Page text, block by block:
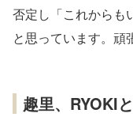
否定し「これからも
と思っています。頑
趣里、RYOKI